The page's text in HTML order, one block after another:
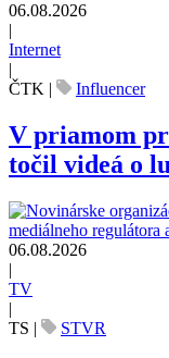
06.08.2026
|
Internet
|
ČTK | Influencer
V priamom
točil videá o
06.08.2026
|
TV
|
TS | STVR